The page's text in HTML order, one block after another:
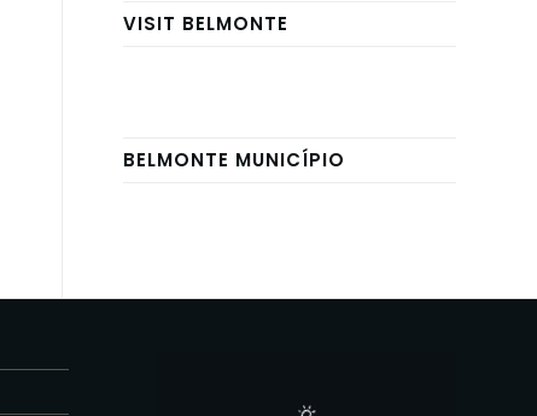
VISIT BELMONTE
BELMONTE MUNICÍPIO